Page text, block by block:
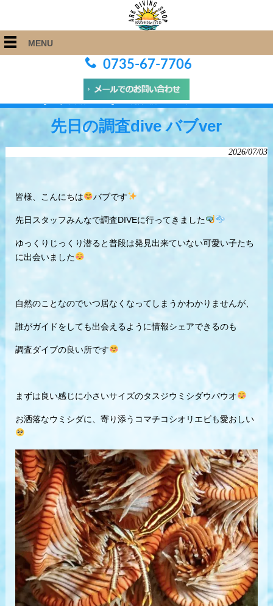
MENU
0735-67-7706
ARK Diving Shop 串本店 > Blog > 先日の調査dive バブver
先日の調査dive バブver
2026/07/03
皆様、こんにちは バブです
先日スタッフみんなで調査DIVEに行ってきました
ゆっくりじっくり潜ると普段は発見出来ていない可愛い子たち
に出会いました
自然のことなのでいつ居なくなってしまうかわかりませんが、
誰がガイドをしても出会えるように情報シェアできるのも
調査ダイブの良い所です
まずは良い感じに小さいサイズのタスジウミシダウバウオ
お洒落なウミシダに、寄り添うコマチコシオリエビも愛おしい